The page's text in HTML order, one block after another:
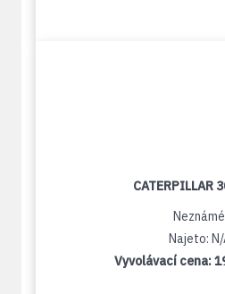
CATERPILLAR
Najeto:
Vyvolávací cena: